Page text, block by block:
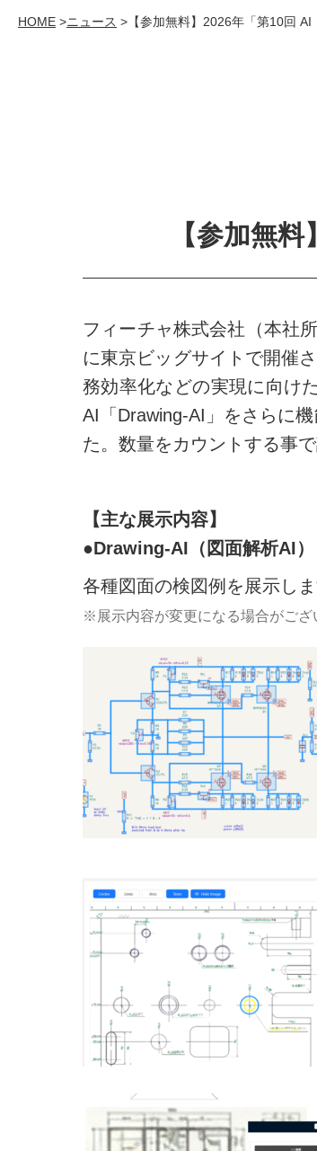
HOME ニュース 【参加無料】2026年「第10回
【参加無
フィーチャ株式会社（本社
に東京ビッグサイトで開催
務効率化などの実現に向け
AI「Drawing-AI」をさらに機
た。数量をカウントする事
【主な展示内容】
●Drawing-AI（図面解析AI）
各種図面の検図例を展示し
※展示内容が変更になる場合がござ